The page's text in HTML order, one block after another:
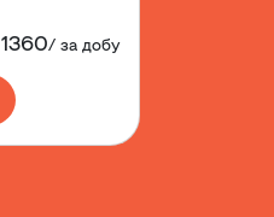
1360/за добу